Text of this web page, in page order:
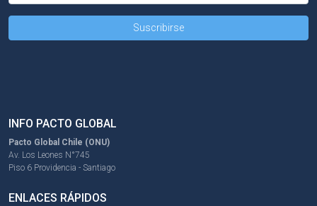
INFO PACTO GLOBAL
Pacto Global Chile (ONU)
Av. Los Leones N°745
Piso 6 Providencia - Santiago
ENLACES RÁPIDOS